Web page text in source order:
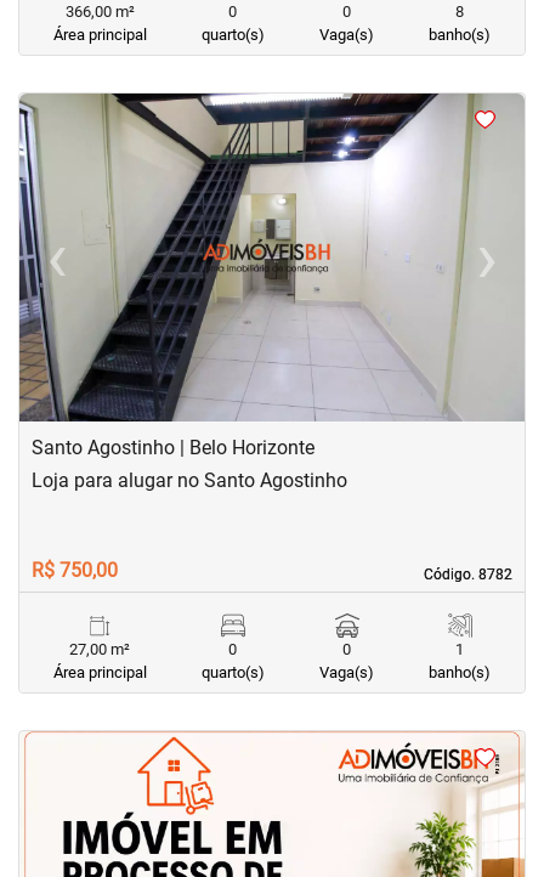
366,00 m²
Área principal
0
quarto(s)
0
Vaga(s)
8
banho(s)
<<
‹Previous ›Next
Santo Agostinho | Belo Horizonte
Código. 8782
Código. 8782
Loja para alugar no Santo Agostinho
R$ 750,00
27,00 m²
Área principal
0
quarto(s)
0
Vaga(s)
1
banho(s)